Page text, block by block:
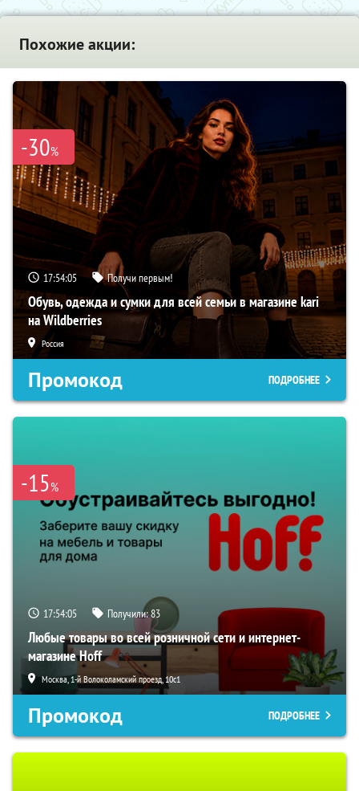
Похожие акции:
-30%
17:54:03 Получи первым!
Обувь, одежда и сумки для всей семьи в магазине kari
на Wildberries
Россия
Промокод ПОДРОБНЕЕ
-15%
17:54:03 Получили:83
Любые товары во всей розничной сети и интернет-
магазине Hoff
Москва, 1-й Волоколамский проезд, 10с1
Промокод ПОДРОБНЕЕ